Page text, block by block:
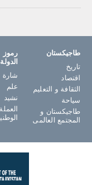
طاجيكستان
تاريخ
اقتصاد
الثقافة و التعليم
سياحة
طاجيكستان و
المجتمع العالمى
رموز
الدولة
شارة
علم
نشيد
العملة